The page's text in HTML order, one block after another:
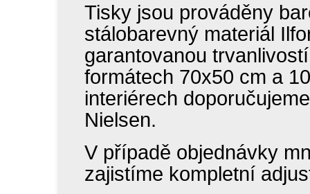
Tisky jsou prováděny
stálobarevný materiál
garantovanou
formátech 70x50 cm a
interiérech
Nielsen.
V případě objednávky
zajistíme kompletní